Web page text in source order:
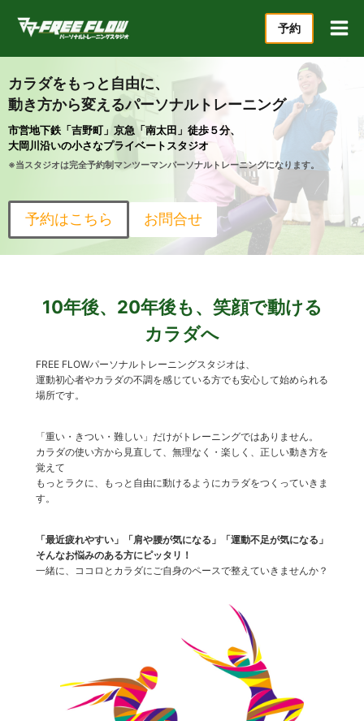
を
キ
プ
予約
カラダをもっと自由に、
動き方から変えるパーソナルトレーニング
市営地下鉄「吉野町」京急「南太田」徒歩５分、
大岡川沿いの小さなプライベートスタジオ
※当スタジオは完全予約制マンツーマンパーソナルトレーニングになります。
予約はこちら お問合せ
10年後、20年後も、笑顔で動ける
カラダへ
FREE FLOWパーソナルトレーニングスタジオは、
運動初心者やカラダの不調を感じている方でも安心して始められる
場所です。
「重い・きつい・難しい」だけがトレーニングではありません。
カラダの使い方から見直して、無理なく・楽しく、正しい動き方を
覚えて
もっとラクに、もっと自由に動けるようにカラダをつくっていきま
す。
「最近疲れやすい」「肩や腰が気になる」「運動不足が気になる」
そんなお悩みのある方にピッタリ！
一緒に、ココロとカラダにご自身のペースで整えていきませんか？